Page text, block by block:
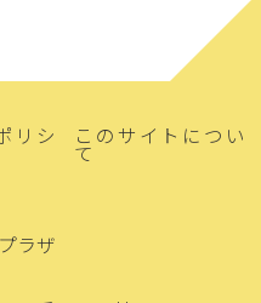
リシ このサイトについ
て
ラザ